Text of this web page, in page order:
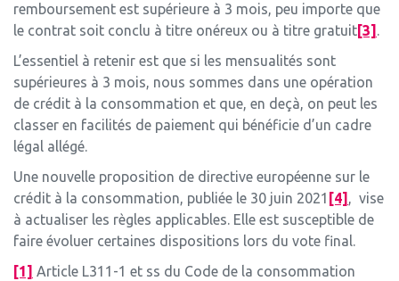
remboursement est supérieure à 3 mois, peu importe que
le contrat soit conclu à titre onéreux ou à titre gratuit[3] .
L’essentiel à retenir est que si les mensualités sont
supérieures à 3 mois, nous sommes dans une opération
de crédit à la consommation et que, en deçà, on peut les
classer en facilités de paiement qui bénéficie d’un cadre
légal allégé.
Une nouvelle proposition de directive européenne sur le
crédit à la consommation, publiée le 30 juin 2021 [4] , vise
à actualiser les règles applicables. Elle est susceptible de
faire évoluer certaines dispositions lors du vote final.
[1] Article L311-1 et ss du Code de la consommation